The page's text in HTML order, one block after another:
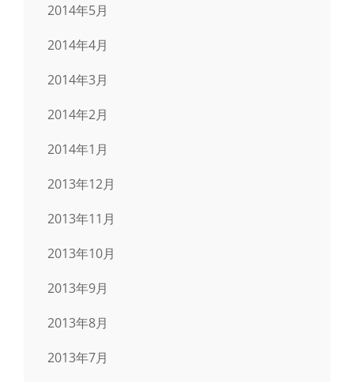
2014年5月
2014年4月
2014年3月
2014年2月
2014年1月
2013年12月
2013年11月
2013年10月
2013年9月
2013年8月
2013年7月